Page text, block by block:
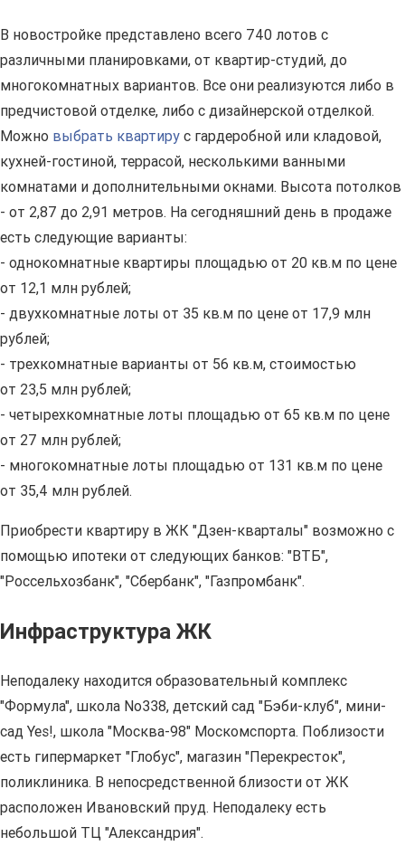
В новостройке представлено всего 740 лотов с
различными планировками, от квартир-студий, до
многокомнатных вариантов. Все они реализуются либо в
предчистовой отделке, либо с дизайнерской отделкой.
Можно выбрать квартиру с гардеробной или кладовой,
кухней-гостиной, террасой, несколькими ванными
комнатами и дополнительными окнами. Высота потолков
- от 2,87 до 2,91 метров. На сегодняшний день в продаже
есть следующие варианты:
- однокомнатные квартиры площадью от 20 кв.м по цене
от 12,1 млн рублей;
- двухкомнатные лоты от 35 кв.м по цене от 17,9 млн
рублей;
- трехкомнатные варианты от 56 кв.м, стоимостью
от 23,5 млн рублей;
- четырехкомнатные лоты площадью от 65 кв.м по цене
от 27 млн рублей;
- многокомнатные лоты площадью от 131 кв.м по цене
от 35,4 млн рублей.
Приобрести квартиру в ЖК "Дзен-кварталы" возможно с
помощью ипотеки от следующих банков: "ВТБ",
"Россельхозбанк", "Сбербанк", "Газпромбанк".
Инфраструктура ЖК
Неподалеку находится образовательный комплекс
"Формула", школа No338, детский сад "Бэби-клуб", мини-
сад Yes!, школа "Москва-98" Москомспорта. Поблизости
есть гипермаркет "Глобус", магазин "Перекресток",
поликлиника. В непосредственной близости от ЖК
расположен Ивановский пруд. Неподалеку есть
небольшой ТЦ "Александрия".